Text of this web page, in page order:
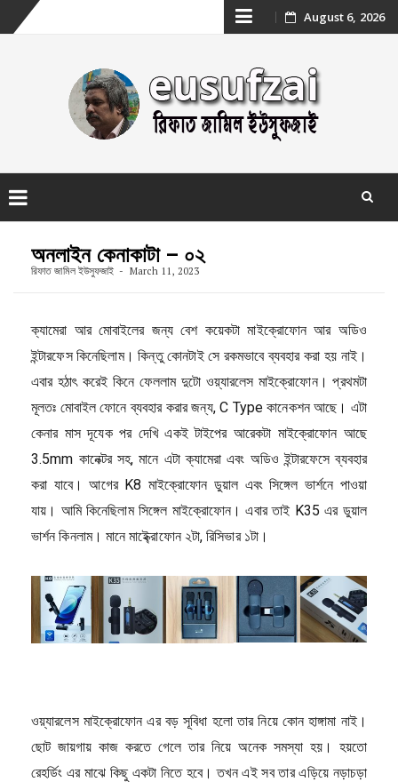
Skip
content
August 6, 2026
content
অনলাইন কেনাকাটা – ০২
রিফাত জামিল ইউসুফজাই March 11, 2023
ক্যামেরা আর মোবাইলের জন্য বেশ কয়েকটা মাইক্রোফোন আর অডিও
ইন্টারফেস কিনেছিলাম। কিন্তু কোনটাই সে রকমভাবে ব্যবহার করা হয় নাই।
এবার হঠাৎ করেই কিনে ফেললাম দুটো ওয়্যারলেস মাইক্রোফোন। প্রথমটা
মূলতঃ মোবাইল ফোনে ব্যবহার করার জন্য, C Type কানেকশন আছে। এটা
কেনার মাস দূযেক পর দেখি একই টাইপের আরেকটা মাইক্রোফোন আছে
3.5mm কানেক্টর সহ, মানে এটা ক্যামেরা এবং অডিও ইন্টারফেসে ব্যবহার
করা যাবে। আগের K8 মাইক্রোফোন ডুয়াল এবং সিঙ্গেল ভার্শনে পাওয়া
যায়। আমি কিনেছিলাম সিঙ্গেল মাইক্রোফোন। এবার তাই K35 এর ডুয়াল
ভার্শন কিনলাম। মানে মাই্ক্রোফোন ২টা, রিসিভার ১টা। ​
ওয়্যারলেস মাইক্রোফোন এর বড় সূবিধা হলো তার নিয়ে কোন হাঙ্গামা নাই।
ছোট জায়গায় কাজ করতে গেলে তার নিয়ে অনেক সমস্যা হয়। হয়তো
রেহর্ডিং এর মাঝে কিছু একটা নিতে হবে। তখন এই সব তার এড়িয়ে নড়াচড়া